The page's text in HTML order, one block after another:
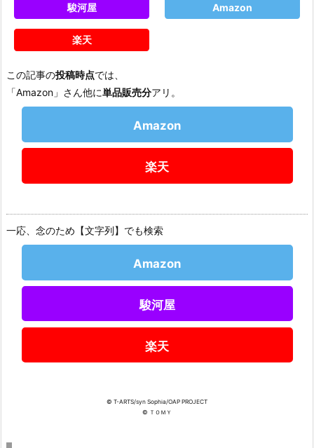
駿河屋 Amazon
楽天
この記事の投稿時点では、
「Amazon」さん他に単品販売分アリ。
Amazon
楽天
一応、念のため【文字列】でも検索
Amazon
駿河屋
楽天
© T-ARTS/syn Sophia/OAP PROJECT
© ＴＯＭＹ